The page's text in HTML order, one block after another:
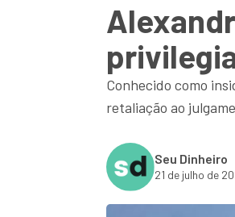
Conhecido como
retaliação ao
Seu Dinheiro
21 de julho de